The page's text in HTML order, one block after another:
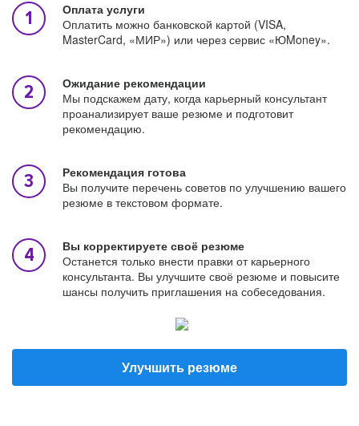
Оплата услуги
Оплатить можно банковской картой (VISA,
MasterCard, «МИР») или через сервис «ЮMoney».
Ожидание рекомендации
Мы подскажем дату, когда карьерный консультант
проанализирует ваше резюме и подготовит
рекомендацию.
Рекомендация готова
Вы получите перечень советов по улучшению вашего
резюме в текстовом формате.
Вы корректируете своё резюме
Останется только внести правки от карьерного
консультанта. Вы улучшите своё резюме и повысите
шансы получить приглашения на собеседования.
Улучшить резюме